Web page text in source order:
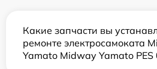
Какие запчасти вы
ремонте электросамоката
Yamato Midway Yamato PES